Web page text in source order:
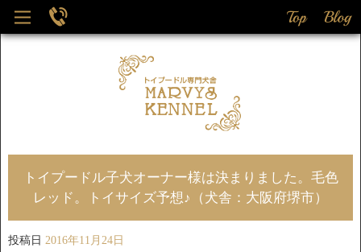
トイプードル子犬オーナー様は決まりました。毛色
レッド。トイサイズ予想♪（犬舎：大阪府堺市）
投稿日 2016年11月24日